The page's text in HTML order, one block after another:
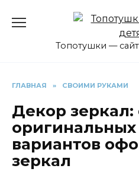
Топотушки —
ГЛАВНАЯ » СВОИМИ РУКАМИ
Декор зеркал:
вариантов
зеркал